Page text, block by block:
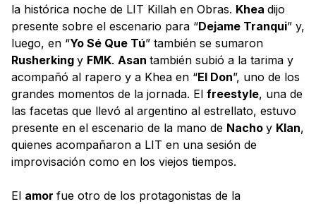
la histórica noche de LIT Killah en Obras. Khea dijo
presente sobre el escenario para “Dejame Tranqui” y,
luego, en “Yo Sé Que Tú” también se sumaron
Rusherking y FMK. Asan también subió a la tarima y
acompañó al rapero y a Khea en “El Don”, uno de los
grandes momentos de la jornada. El freestyle, una de
las facetas que llevó al argentino al estrellato, estuvo
presente en el escenario de la mano de Nacho y Klan,
quienes acompañaron a LIT en una sesión de
improvisación como en los viejos tiempos.
El amor fue otro de los protagonistas de la